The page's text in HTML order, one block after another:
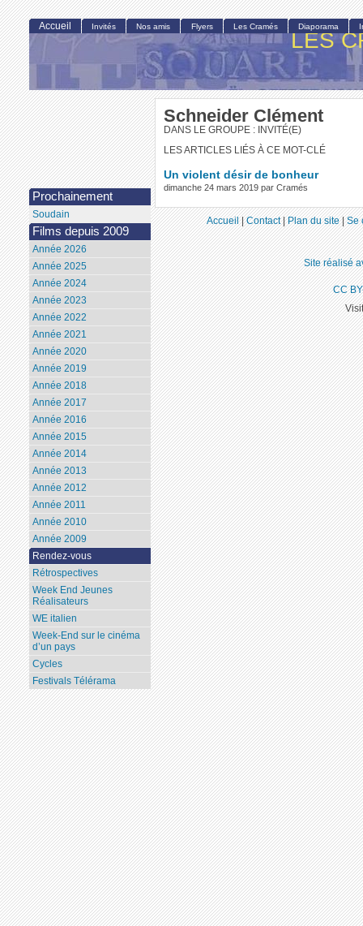
LES
Schneider Clément
DANS LE GROUPE : INVITÉ(E)
LES ARTICLES LIÉS À CE MOT-CLÉ
Un violent désir de bonheur
dimanche 24 mars 2019 par Cramés
Accueil Invités Nos amis Flyers Les Cramés Diaporama
Prochainement
Soudain
Films depuis 2009
Année 2026
Année 2025
Année 2024
Année 2023
Année 2022
Année 2021
Année 2020
Année 2019
Année 2018
Année 2017
Année 2016
Année 2015
Année 2014
Année 2013
Année 2012
Année 2011
Année 2010
Année 2009
Rendez-vous
Rétrospectives
Week End Jeunes
Réalisateurs
WE italien
Week-End sur le cinéma
d’un pays
Cycles
Festivals Télérama
Accueil|Contact|Plan du site|Se
Site réalisé
CC